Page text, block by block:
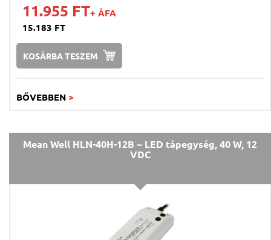
11.955 FT+ ÁFA
15.183 FT
KOSÁRBA TESZEM
BŐVEBBEN >
Mean Well HLN-40H-12B ~ LED tápegység, 40 W, 12
VDC